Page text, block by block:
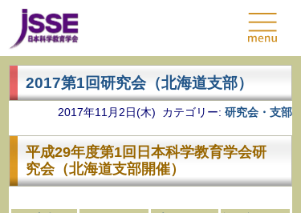
2017第1回研究会（北海道支部）
2017年11月2日(木) カテゴリー: 研究会・支部
平成29年度第1回日本科学教育学会研
究会（北海道支部開催）